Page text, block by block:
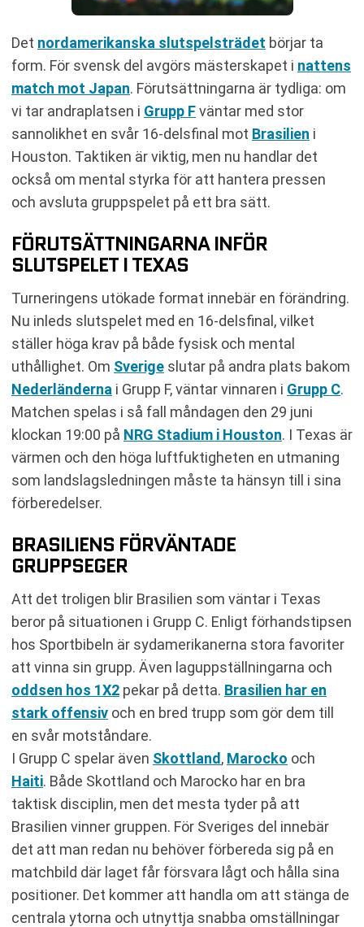
Det nordamerikanska slutspelsträdet börjar ta
form. För svensk del avgörs mästerskapet i nattens
match mot Japan. Förutsättningarna är tydliga: om
vi tar andraplatsen i Grupp Fväntar med stor
sannolikhet en svår 16-delsfinal mot Brasilien i
Houston. Taktiken är viktig, men nu handlar det
också om mental styrka för att hantera pressen
och avsluta gruppspelet på ett bra sätt.
FÖRUTSÄTTNINGARNA INFÖR
SLUTSPELET I TEXAS
Turneringens utökade format innebär en förändring.
Nu inleds slutspelet med en 16-delsfinal, vilket
ställer höga krav på både fysisk och mental
uthållighet. Om Sverige slutar på andra plats bakom
Nederländerna i Grupp F, väntar vinnaren i Grupp C.
Matchen spelas i så fall måndagen den 29 juni
klockan 19:00 på NRG Stadium i Houston. I Texas är
värmen och den höga luftfuktigheten en utmaning
som landslagsledningen måste ta hänsyn till i sina
förberedelser.
BRASILIENS FÖRVÄNTADE
GRUPPSEGER
Att det troligen blir Brasilien som väntar i Texas
beror på situationen i Grupp C. Enligt förhandstipsen
hos Sportbibeln är sydamerikanerna stora favoriter
att vinna sin grupp. Även laguppställningarna och
oddsen hos 1X2 pekar på detta. Brasilien har en
stark offensiv och en bred trupp som gör dem till
en svår motståndare.
I Grupp C spelar även Skottland , Marocko och
Haiti. Både Skottland och Marocko har en bra
taktisk disciplin, men det mesta tyder på att
Brasilien vinner gruppen. För Sveriges del innebär
det att man redan nu behöver förbereda sig på en
matchbild där laget får försvara lågt och hålla sina
positioner. Det kommer att handla om att stänga de
centrala ytorna och utnyttja snabba omställningar